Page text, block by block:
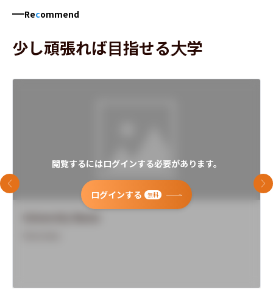
Recommend
少し頑張れば目指せる大学
閲覧するにはログインする必要があります。
ログインする 無料
前のスライド 次